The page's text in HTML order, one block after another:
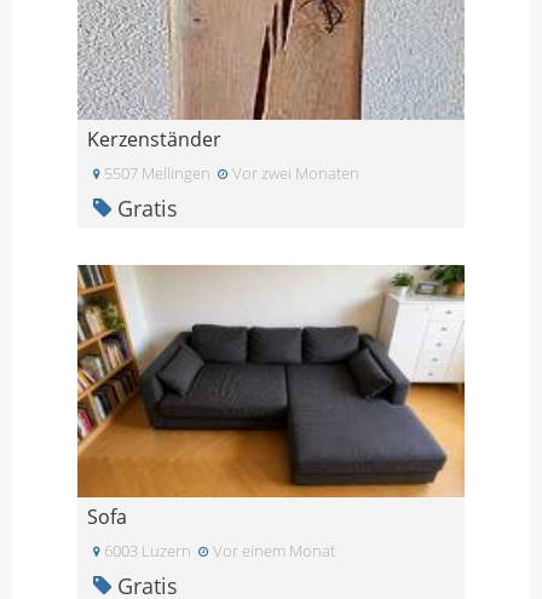
Kerzenständer
5507 Mellingen Vor zwei Monaten
Gratis
Sofa
6003 Luzern Vor einem Monat
Gratis